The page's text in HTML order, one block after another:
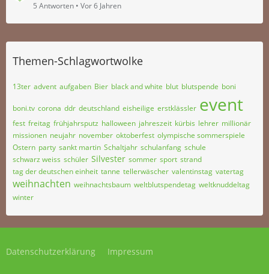
5 Antworten Vor 6 Jahren
Themen-Schlagwortwolke
13ter advent aufgaben Bier black and white blut blutspende boni
boni.tv corona ddr deutschland eisheilige erstklässler event
fest freitag frühjahrsputz halloween jahreszeit kürbis lehrer millionär
missionen neujahr november oktoberfest olympische sommerspiele
Ostern party sankt martin Schaltjahr schulanfang schule
schwarz weiss schüler Silvester sommer sport strand
tag der deutschen einheit tanne tellerwäscher valentinstag vatertag
weihnachten weihnachtsbaum weltblutspendetag weltknuddeltag
winter
Datenschutzerklärung Impressum